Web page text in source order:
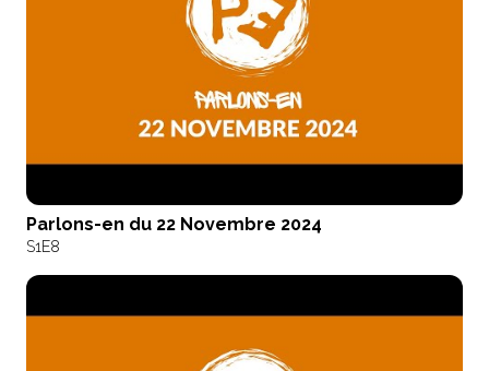
Parlons-en du 22 Novembre 2024
S1E8